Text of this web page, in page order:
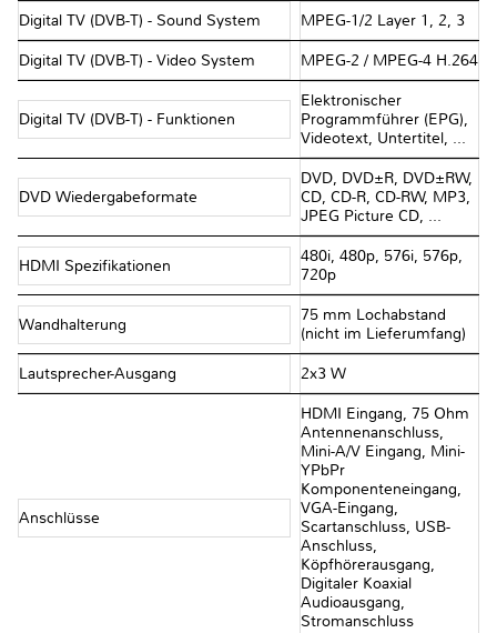
Digital TV (DVB-T) - Sound System MPEG-1/2 Layer 1, 2, 3
Digital TV (DVB-T) - Video System MPEG-2 / MPEG-4 H.264
Digital TV (DVB-T) - Funktionen
Elektronischer
Programmführer (EPG),
Videotext, Untertitel, ...
DVD Wiedergabeformate
DVD, DVD±R, DVD±RW,
CD, CD-R, CD-RW, MP3,
JPEG Picture CD, ...
HDMI Spezifikationen
480i, 480p, 576i, 576p,
720p
Wandhalterung
75 mm Lochabstand
(nicht im Lieferumfang)
Lautsprecher-Ausgang 2x3 W
Anschlüsse
HDMI Eingang, 75 Ohm
Antennenanschluss,
Mini-A/V Eingang, Mini-
YPbPr
Komponenteneingang,
VGA-Eingang,
Scartanschluss, USB-
Anschluss,
Köpfhörerausgang,
Digitaler Koaxial
Audioausgang,
Stromanschluss